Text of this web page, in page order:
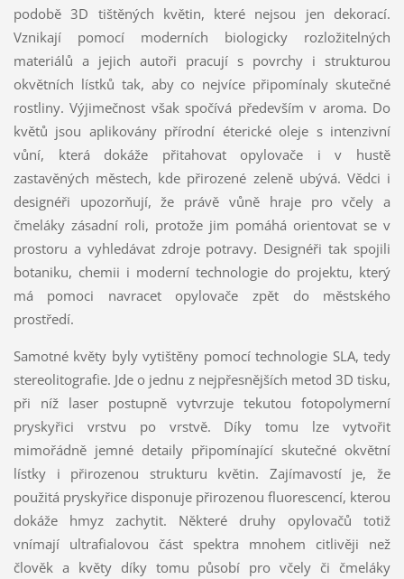
podobě 3D tištěných květin, které nejsou jen dekorací.
Vznikají pomocí moderních biologicky rozložitelných
materiálů a jejich autoři pracují s povrchy i strukturou
okvětních lístků tak, aby co nejvíce připomínaly skutečné
rostliny. Výjimečnost však spočívá především v aroma. Do
květů jsou aplikovány přírodní éterické oleje s intenzivní
vůní, která dokáže přitahovat opylovače i v hustě
zastavěných městech, kde přirozené zeleně ubývá. Vědci i
designéři upozorňují, že právě vůně hraje pro včely a
čmeláky zásadní roli, protože jim pomáhá orientovat se v
prostoru a vyhledávat zdroje potravy. Designéři tak spojili
botaniku, chemii i moderní technologie do projektu, který
má pomoci navracet opylovače zpět do městského
prostředí.
Samotné květy byly vytištěny pomocí technologie SLA, tedy
stereolitografie. Jde o jednu z nejpřesnějších metod 3D tisku,
při níž laser postupně vytvrzuje tekutou fotopolymerní
pryskyřici vrstvu po vrstvě. Díky tomu lze vytvořit
mimořádně jemné detaily připomínající skutečné okvětní
lístky i přirozenou strukturu květin. Zajímavostí je, že
použitá pryskyřice disponuje přirozenou fluorescencí, kterou
dokáže hmyz zachytit. Některé druhy opylovačů totiž
vnímají ultrafialovou část spektra mnohem citlivěji než
člověk a květy díky tomu působí pro včely či čmeláky